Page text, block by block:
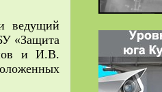
ведущий
«Защита
и И.В.